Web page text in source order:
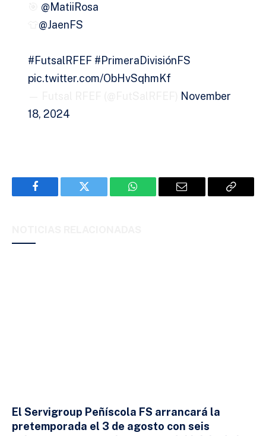
@MatiiRosa
@JaenFS
#FutsalRFEF #PrimeraDivisiónFS
pic.twitter.com/ObHvSqhmKf
November
18, 2024
Facebook Twitter WhatsApp Email
Copy
El Servigroup Peñíscola FS arrancará la
pretemporada el 3 de agosto con seis